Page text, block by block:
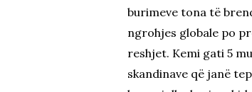
burimeve tona të
ngrohjes globale po
reshjet. Kemi gati 5
skandinave që janë